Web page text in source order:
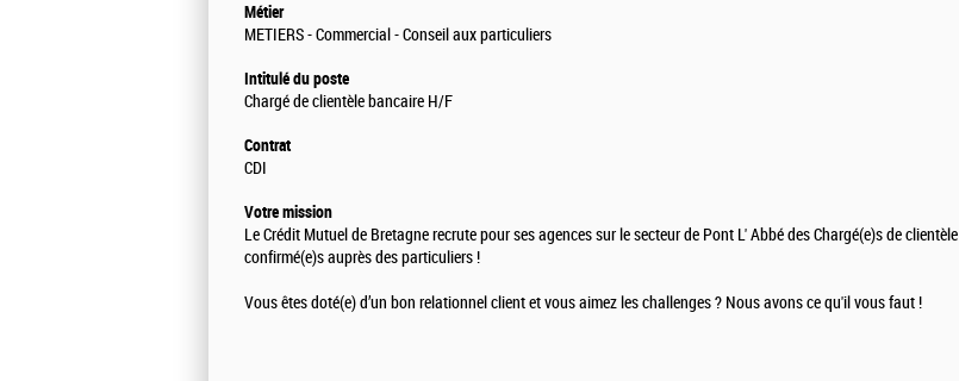
Métier
METIERS - Commercial - Conseil aux particuliers
Intitulé du poste
Chargé de clientèle bancaire H/F
Contrat
CDI
Votre mission
Le Crédit Mutuel de Bretagne recrute pour ses agences sur le secteur de Pont L' Abbé des Chargé(e)s de clientèle
confirmé(e)s auprès des particuliers !
Vous êtes doté(e) d’un bon relationnel client et vous aimez les challenges ? Nous avons ce qu'il vous faut !